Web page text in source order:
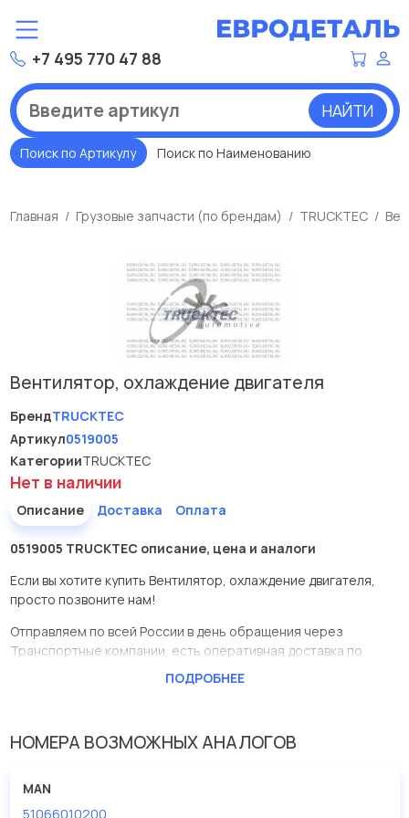
+7 495 770 47 88
НАЙТИ
Поиск по Артикулу Поиск по Наименованию
Главная Грузовые запчасти (по брендам) TRUCKTEC
Вентилятор, охлаждение двигателя
БрендTRUCKTEC
Артикул0519005
КатегорииTRUCKTEC
Нет в наличии
Описание Доставка Оплата
0519005 TRUCKTEC описание, цена и аналоги
Если вы хотите купить Вентилятор, охлаждение двигателя,
просто позвоните нам!
Отправляем по всей России в день обращения через
Транспортные компании, есть оперативная доставка по
У данной детали есть аналоги с номерами, убедитесь сами.
Евродеталь представлены в большом ассортименте.
ПОДРОБНЕЕ
НОМЕРА ВОЗМОЖНЫХ АНАЛОГОВ
MAN
51066010200